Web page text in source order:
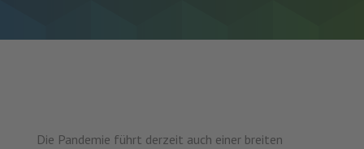
Die Pandemie führt derzeit auch einer breiten